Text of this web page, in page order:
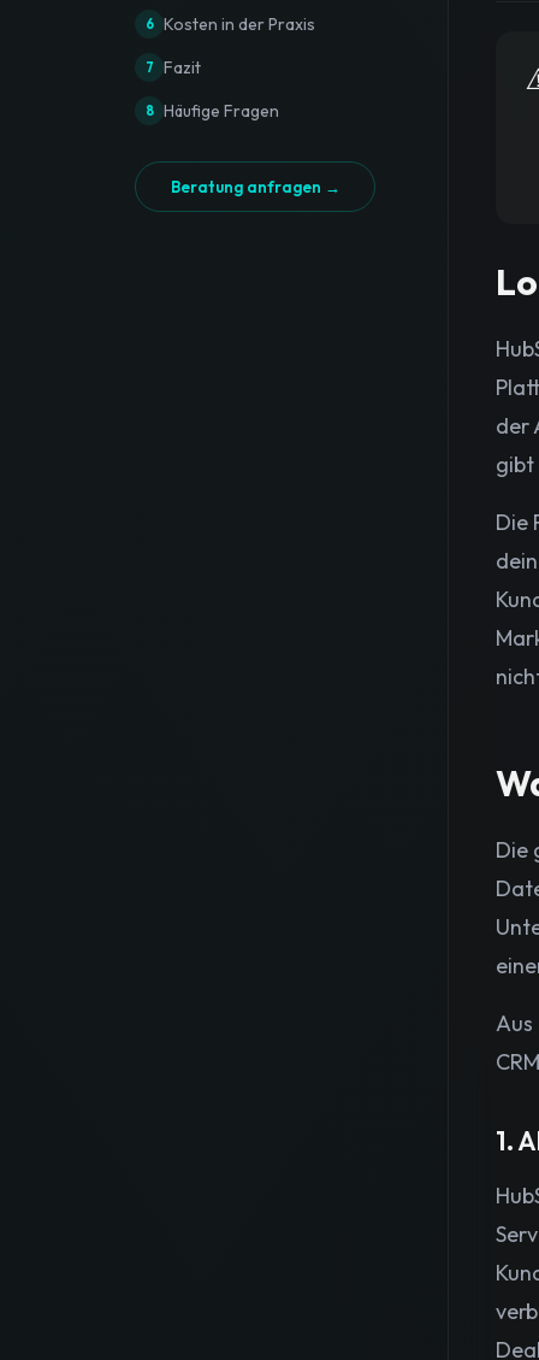
6 Kosten in der Praxis
7 Fazit
8 Häufige Fragen
Beratung anfragen →
der
gibt
Die
Die
Aus
1.